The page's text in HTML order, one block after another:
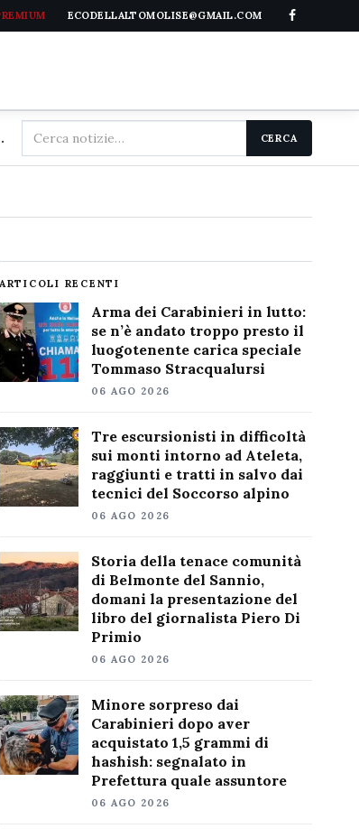
ECODELLALTOMOLISE@GMAIL.COM
Tommaso Stracqualursi
Cerca
nel
CERCA
ARTICOLI RECENTI
Arma dei Carabinieri in lutto:
se n’è andato troppo presto il
luogotenente carica speciale
Tommaso Stracqualursi
06 AGO 2026
Tre escursionisti in difficoltà
sui monti intorno ad Ateleta,
raggiunti e tratti in salvo dai
tecnici del Soccorso alpino
06 AGO 2026
Storia della tenace comunità
di Belmonte del Sannio,
domani la presentazione del
libro del giornalista Piero Di
Primio
06 AGO 2026
Minore sorpreso dai
Carabinieri dopo aver
acquistato 1,5 grammi di
hashish: segnalato in
Prefettura quale assuntore
06 AGO 2026